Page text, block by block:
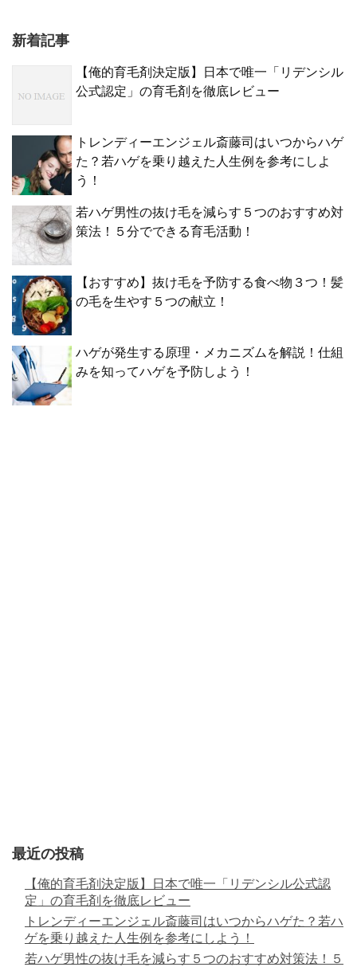
新着記事
【俺的育毛剤決定版】日本で唯一「リデンシル
公式認定」の育毛剤を徹底レビュー
トレンディーエンジェル斎藤司はいつからハゲ
た？若ハゲを乗り越えた人生例を参考にしよ
う！
若ハゲ男性の抜け毛を減らす５つのおすすめ対
策法！５分でできる育毛活動！
【おすすめ】抜け毛を予防する食べ物３つ！髪
の毛を生やす５つの献立！
ハゲが発生する原理・メカニズムを解説！仕組
みを知ってハゲを予防しよう！
最近の投稿
【俺的育毛剤決定版】日本で唯一「リデンシル公式認
定」の育毛剤を徹底レビュー
トレンディーエンジェル斎藤司はいつからハゲた？若ハ
ゲを乗り越えた人生例を参考にしよう！
若ハゲ男性の抜け毛を減らす５つのおすすめ対策法！５